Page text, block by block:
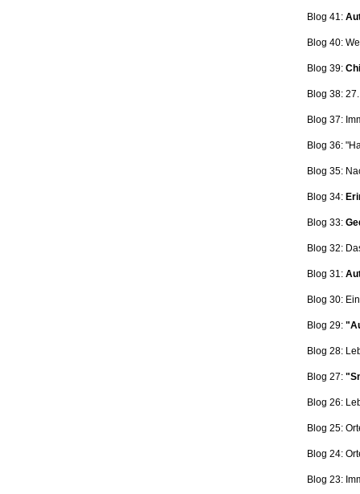
Blog 41:
Blog 40:
Blog 39:
Blog 38:
Blog 37:
Blog 36:
Blog 35:
Blog 34:
Blog 33:
Blog 32:
Blog 31:
Blog 30: Ein
Blog 29:
Blog 28:
Blog 27:
Blog 26:
Blog 25:
Blog 24:
Blog 23: